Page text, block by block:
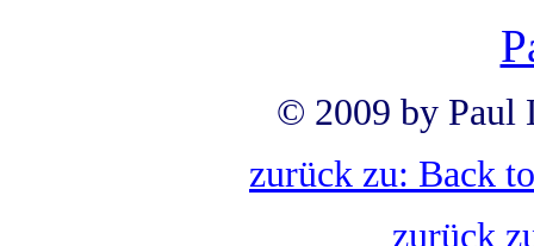
© 2009 by Paul
zurück zu: Back
zurück